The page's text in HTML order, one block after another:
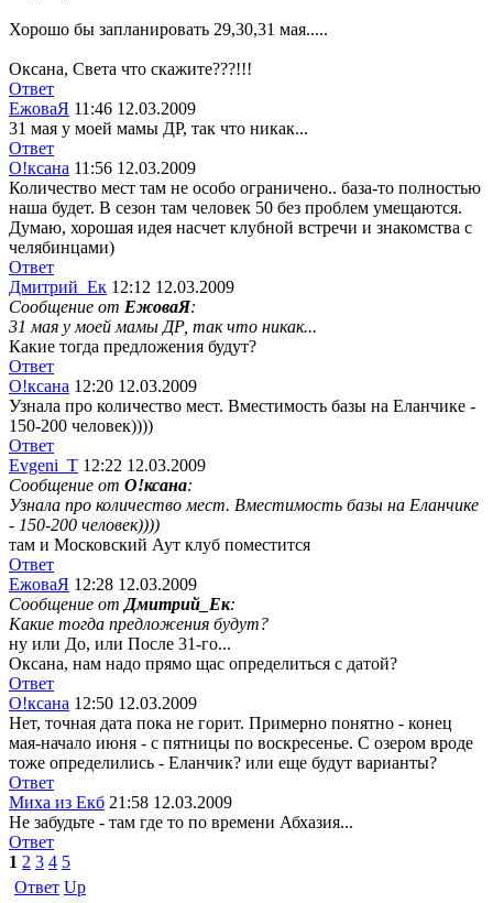
Хорошо бы запланировать 29,30,31 мая.....
Оксана, Света что скажите???!!!
Ответ
ЕжоваЯ 11:46 12.03.2009
31 мая у моей мамы ДР, так что никак...
Ответ
О!ксана 11:56 12.03.2009
Количество мест там не особо ограничено.. база-то полностью
наша будет. В сезон там человек 50 без проблем умещаются.
Думаю, хорошая идея насчет клубной встречи и знакомства с
челябинцами)
Ответ
Дмитрий_Ек 12:12 12.03.2009
Сообщение от ЕжоваЯ:
31 мая у моей мамы ДР, так что никак...
Какие тогда предложения будут?
Ответ
О!ксана 12:20 12.03.2009
Узнала про количество мест. Вместимость базы на Еланчике -
150-200 человек))))
Ответ
Evgeni_T 12:22 12.03.2009
Сообщение от О!ксана:
Узнала про количество мест. Вместимость базы на Еланчике
- 150-200 человек))))
там и Московский Аут клуб поместится
Ответ
ЕжоваЯ 12:28 12.03.2009
Сообщение от Дмитрий_Ек:
Какие тогда предложения будут?
ну или До, или После 31-го...
Оксана, нам надо прямо щас определиться с датой?
Ответ
О!ксана 12:50 12.03.2009
Нет, точная дата пока не горит. Примерно понятно - конец
мая-начало июня - с пятницы по воскресенье. С озером вроде
тоже определились - Еланчик? или еще будут варианты?
Ответ
Миха из Екб 21:58 12.03.2009
Не забудьте - там где то по времени Абхазия...
Ответ
1 2 3 4 5
Ответ Up